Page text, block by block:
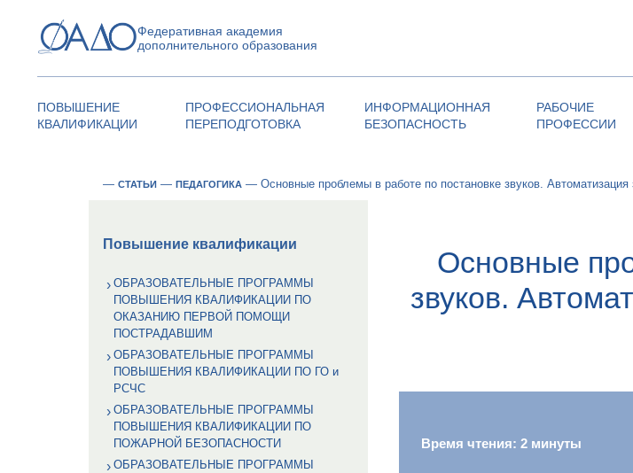
Федеративная академия
дополнительного образования
ПОВЫШЕНИЕ
КВАЛИФИКАЦИИ
ПРОФЕССИОНАЛЬНАЯ
ПЕРЕПОДГОТОВКА
ИНФОРМАЦИОННАЯ
БЕЗОПАСНОСТЬ
РАБОЧИЕ
ПРОФЕССИИ
— СТАТЬИ — ПЕДАГОГИКА — Основные проблемы в работе по постановке звуков. Автоматизация
Повышение квалификации
ОБРАЗОВАТЕЛЬНЫЕ ПРОГРАММЫ
ПОВЫШЕНИЯ КВАЛИФИКАЦИИ ПО
ОКАЗАНИЮ ПЕРВОЙ ПОМОЩИ
ПОСТРАДАВШИМ
ОБРАЗОВАТЕЛЬНЫЕ ПРОГРАММЫ
ПОВЫШЕНИЯ КВАЛИФИКАЦИИ ПО ГО и
РСЧС
ОБРАЗОВАТЕЛЬНЫЕ ПРОГРАММЫ
ПОВЫШЕНИЯ КВАЛИФИКАЦИИ ПО
ПОЖАРНОЙ БЕЗОПАСНОСТИ
ОБРАЗОВАТЕЛЬНЫЕ ПРОГРАММЫ
Основные
звуков.
Время чтения: 2 минуты